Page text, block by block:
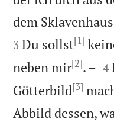
dem
3 Du sollst[1]
neben mir[2]. – 
4
Götterbild[3]
Abbild dessen,